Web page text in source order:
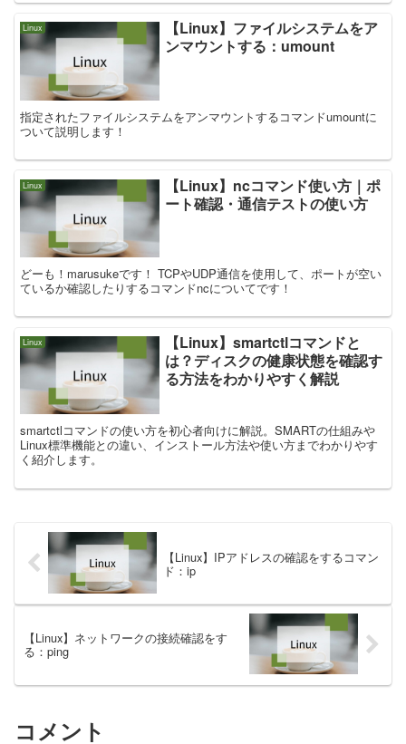
Linux
【Linux】ファイルシステムをア
ンマウントする：umount
指定されたファイルシステムをアンマウントするコマンドumountに
ついて説明します！
Linux
【Linux】ncコマンド使い方｜ポ
ート確認・通信テストの使い方
どーも！marusukeです！ TCPやUDP通信を使用して、ポートが空い
ているか確認したりするコマンドncについてです！
Linux
【Linux】smartctlコマンドと
は？ディスクの健康状態を確認す
る方法をわかりやすく解説
smartctlコマンドの使い方を初心者向けに解説。SMARTの仕組みや
Linux標準機能との違い、インストール方法や使い方までわかりやす
く紹介します。
【Linux】IPアドレスの確認をするコマン
ド：ip
【Linux】ネットワークの接続確認をす
る：ping
コメント